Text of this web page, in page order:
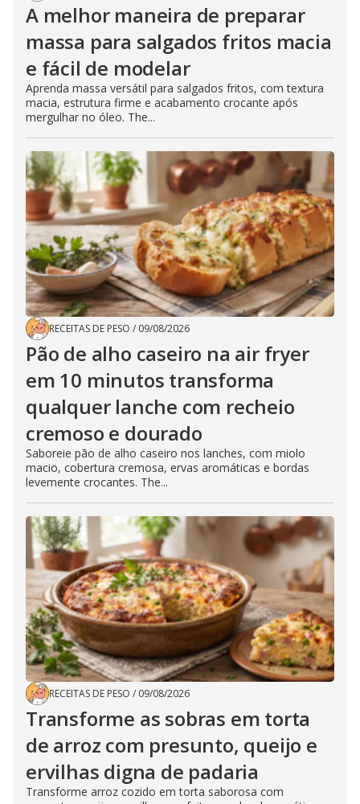
A melhor maneira de preparar
massa para salgados fritos macia
e fácil de modelar
Aprenda massa versátil para salgados fritos, com textura
macia, estrutura firme e acabamento crocante após
mergulhar no óleo. The...
RECEITAS DE PESO / 09/08/2026
Pão de alho caseiro na air fryer
em 10 minutos transforma
qualquer lanche com recheio
cremoso e dourado
Saboreie pão de alho caseiro nos lanches, com miolo
macio, cobertura cremosa, ervas aromáticas e bordas
levemente crocantes. The...
RECEITAS DE PESO / 09/08/2026
Transforme as sobras em torta
de arroz com presunto, queijo e
ervilhas digna de padaria
Transforme arroz cozido em torta saborosa com